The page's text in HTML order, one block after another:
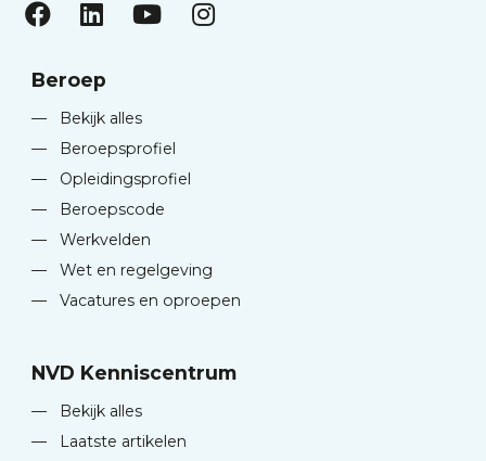
Beroep
—
Bekijk alles
—
Beroepsprofiel
—
Opleidingsprofiel
—
Beroepscode
—
Werkvelden
—
Wet en regelgeving
—
Vacatures en oproepen
NVD Kenniscentrum
—
Bekijk alles
—
Laatste artikelen